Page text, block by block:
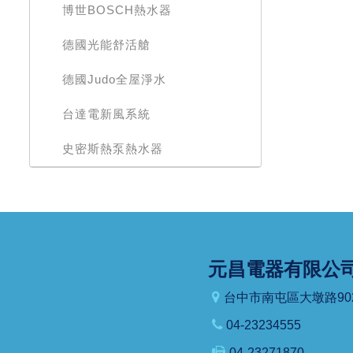
博世BOSCH熱水器
德國光能舒活艙
德國Judo全屋淨水
台達電新風系統
史密斯熱泵熱水器
元昌電器有限公
台中市南屯區大墩路
04-23234555